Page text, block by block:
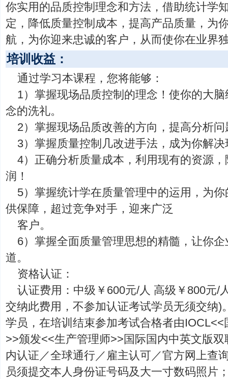
你实用的品质控制理念和方法，借助统计学
定，降低质量控制成本，提高产品质量，为
航，为你迎来忠诚的客户，从而使你在业界
培训收益：
通过学习本课程，您将能够：
1）掌握现场品质控制的理念！使你的大
念的洗礼。
2）掌握现场品质改善的方向，提高分析
3）掌握质量控制几改进手法，成为你解
4）正确分析质量成本，利用现有的资源
润！
5）掌握统计学在质量管理中的运用，为
供保障，超过竞争对手，迎来广泛
客户。
6）掌握全面质量管理思想的精髓，让你
道。
资格认证：
认证费用：中级￥600元/人 高级￥800元/
交纳此费用，不参加认证考试学员无须交纳)
学员，在培训结束参加考试合格者由
>>颁发<<生产管理师>>国际国内中英文版
内认证／全球通行／雇主认可／官方网上查
员须提交本人身份证号码及大一寸数码照片